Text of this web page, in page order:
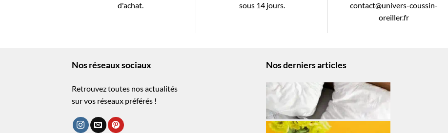
d'achat.
sous 14 jours.
contact@univers-coussin-
oreiller.fr
Nos réseaux sociaux
Retrouvez toutes nos actualités
sur vos réseaux préférés !
Nos derniers articles